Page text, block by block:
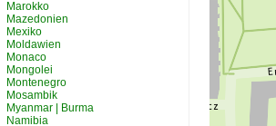
Marokko
Mazedonien
Mexiko
Moldawien
Monaco
Mongolei
Montenegro
Mosambik
Myanmar | Burma
Namibia